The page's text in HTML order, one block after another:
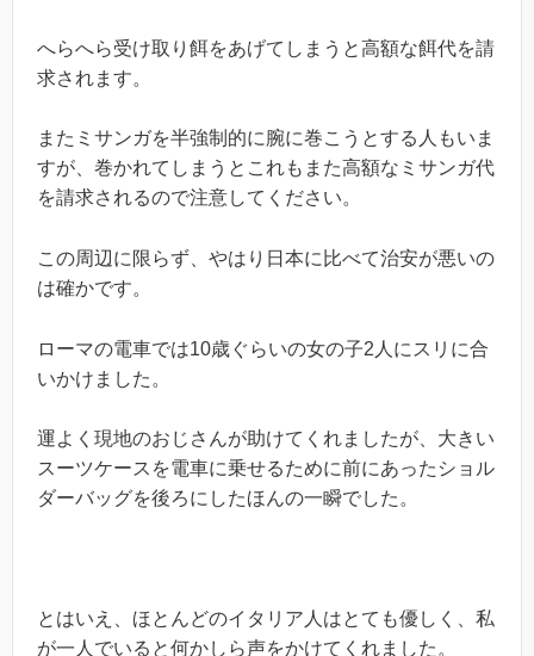
へらへら受け取り餌をあげてしまうと高額な餌代を請
求されます。
またミサンガを半強制的に腕に巻こうとする人もいま
すが、巻かれてしまうとこれもまた高額なミサンガ代
を請求されるので注意してください。
この周辺に限らず、やはり日本に比べて治安が悪いの
は確かです。
ローマの電車では10歳ぐらいの女の子2人にスリに合
いかけました。
運よく現地のおじさんが助けてくれましたが、大きい
スーツケースを電車に乗せるために前にあったショル
ダーバッグを後ろにしたほんの一瞬でした。
とはいえ、ほとんどのイタリア人はとても優しく、私
が一人でいると何かしら声をかけてくれました。